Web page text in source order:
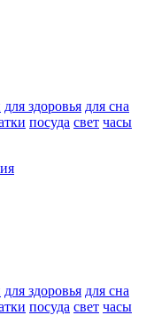
для здоровья для сна
посуда свет часы
для здоровья для сна
посуда свет часы